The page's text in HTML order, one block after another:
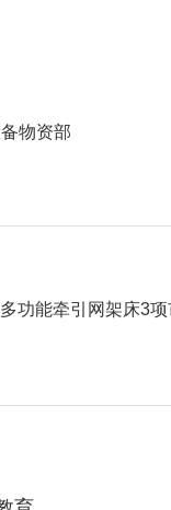
物资部
功能牵引网架床3项